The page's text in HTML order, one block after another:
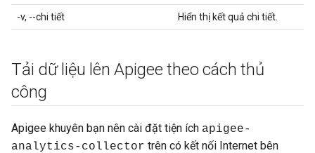
-v, --chi tiết Hiển thị kết quả chi tiết.
Tải dữ liệu lên Apigee theo cách thủ
công
Apigee khuyên bạn nên cài đặt tiện ích apigee-
analytics-collector trên có kết nối Internet bên